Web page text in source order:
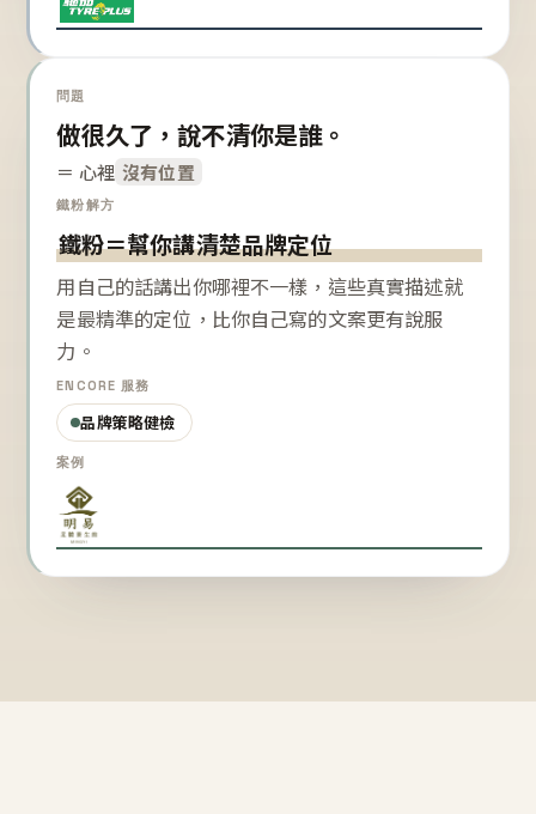
問題
做很久了，說不清你是誰。
＝ 心裡 沒有位置
鐵粉解方
鐵粉＝幫你講清楚品牌定位
用自己的話講出你哪裡不一樣，這些真實描述就
是最精準的定位，比你自己寫的文案更有說服
力。
ENCORE 服務
品牌策略健檢
案例